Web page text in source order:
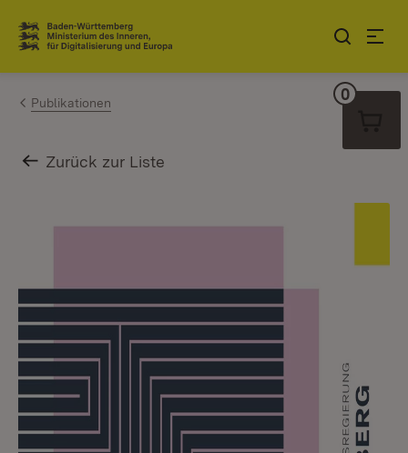
Zum Inhalt springen
Link zur Startseite
Publikationen
Zurück zur Liste
0